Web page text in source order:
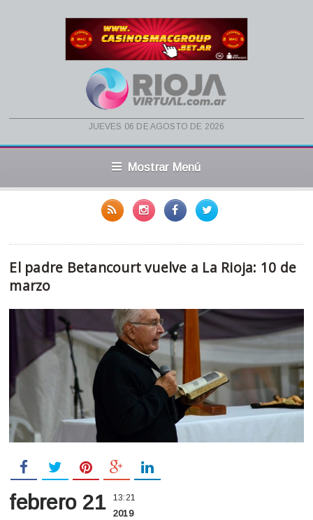
jueves 06 de agosto de 2026
Mostrar Menú
El padre Betancourt vuelve a La Rioja: 10 de
marzo
febrero 21 13:21
2019